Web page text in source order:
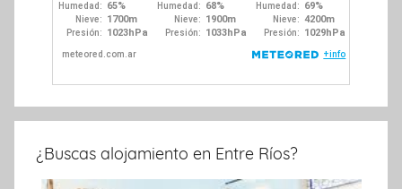
¿Buscas alojamiento en Entre Ríos?